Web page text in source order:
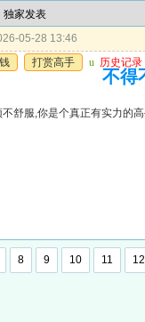
独家发表
05-28 13:46
打赏高手 u 历史记录
不得
舒服,你是个真正有实力的
8 9 10 11 12